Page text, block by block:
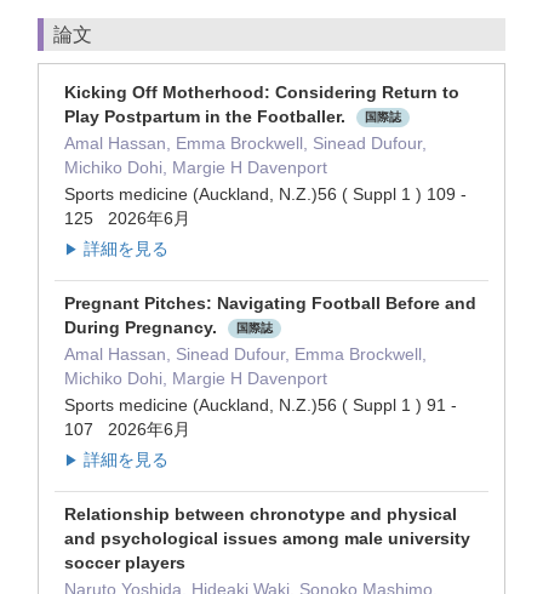
論文
Kicking Off Motherhood: Considering Return to
Play Postpartum in the Footballer.
国際誌
Amal Hassan, Emma Brockwell, Sinead Dufour,
Michiko Dohi, Margie H Davenport
Sports medicine (Auckland, N.Z.)56 ( Suppl 1 ) 109 -
125 2026年6月
▶ 詳細を見る
Pregnant Pitches: Navigating Football Before and
During Pregnancy.
国際誌
Amal Hassan, Sinead Dufour, Emma Brockwell,
Michiko Dohi, Margie H Davenport
Sports medicine (Auckland, N.Z.)56 ( Suppl 1 ) 91 -
107 2026年6月
▶ 詳細を見る
Relationship between chronotype and physical
and psychological issues among male university
soccer players
Naruto Yoshida, Hideaki Waki, Sonoko Mashimo,